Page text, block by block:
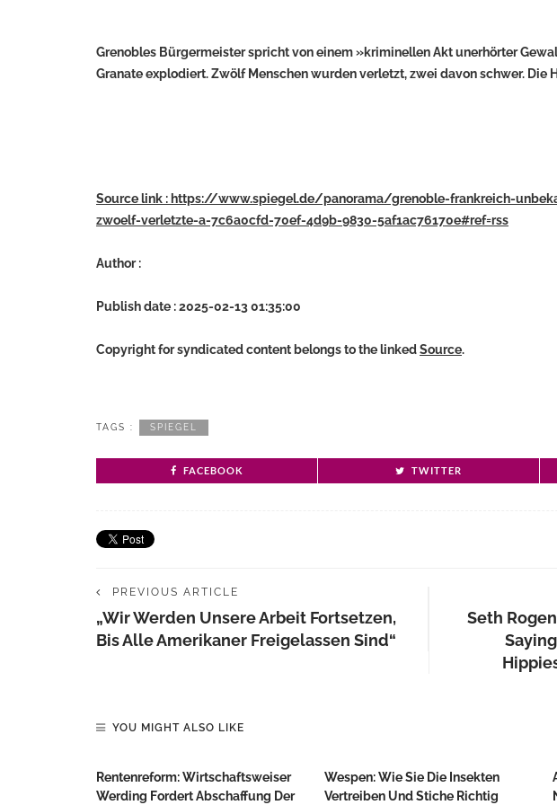
Grenobles Bürgermeister spricht von einem »kriminellen Akt unerhörter
Granate explodiert. Zwölf Menschen wurden verletzt, zwei davon schwer. Die
Source link : https://www.spiegel.de/panorama/grenoble-frankreich-
zwoelf-verletzte-a-7c6a0cfd-70ef-4d9b-9830-5af1ac76170e#ref=rss
Author :
Publish date : 2025-02-13 01:35:00
Copyright for syndicated content belongs to the linkedSource.
TAGS : SPIEGEL
FACEBOOK TWITTER
PREVIOUS ARTICLE
„Wir Werden Unsere Arbeit Fortsetzen,
Bis Alle Amerikaner Freigelassen Sind“
Seth
YOU MIGHT ALSO LIKE
Rentenreform: Wirtschaftsweiser
Werding Fordert Abschaffung Der
Wespen: Wie Sie Die Insekten
Vertreiben Und Stiche Richtig